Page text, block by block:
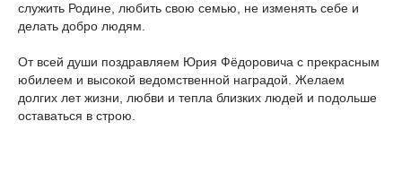
служить Родине, любить свою семью, не изменять себе и
делать добро людям.
От всей души поздравляем Юрия Фёдоровича с прекрасным
юбилеем и высокой ведомственной наградой. Желаем
долгих лет жизни, любви и тепла близких людей и подольше
оставаться в строю.